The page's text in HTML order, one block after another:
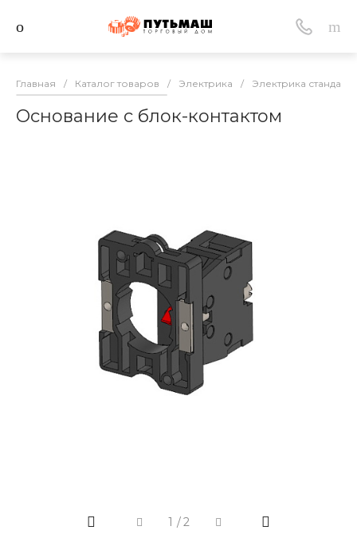
Главная / Каталог товаров / Электрика / Электрика
Основание с блок-контактом
1 /2